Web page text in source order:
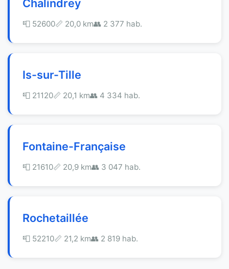
Chalindrey
📮 52600📏 20,0 km👥 2 377 hab.
Is-sur-Tille
📮 21120📏 20,1 km👥 4 334 hab.
Fontaine-Française
📮 21610📏 20,9 km👥 3 047 hab.
Rochetaillée
📮 52210📏 21,2 km👥 2 819 hab.